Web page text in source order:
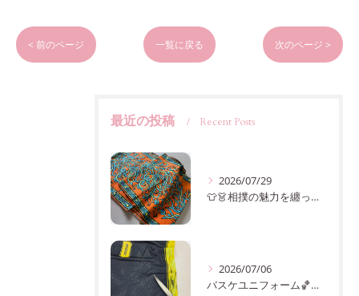
< 前のページ 一覧に戻る 次のページ >
最近の投稿 Recent Posts
2026/07/29
👕👗相撲の魅力を纏ってみませんか？
2026/07/06
バスケユニフォーム🏀のサイズアップ✂️